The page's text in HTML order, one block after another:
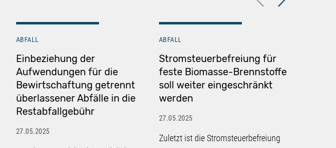
ABFALL
Einbeziehung der
Aufwendungen für die
Bewirtschaftung getrennt
überlassener Abfälle in die
Restabfallgebühr
27.05.2025
ABFALL
Stromsteuerbefreiung für
feste Biomasse-Brennstoffe
soll weiter eingeschränkt
werden
27.05.2025
Zuletzt ist die Stromsteuerbefreiung